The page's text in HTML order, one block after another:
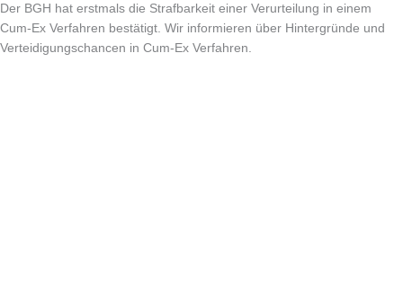
Der BGH hat erstmals die Strafbarkeit einer Verurteilung in einem
Cum-Ex Verfahren bestätigt. Wir informieren über Hintergründe und
Verteidigungschancen in Cum-Ex Verfahren.